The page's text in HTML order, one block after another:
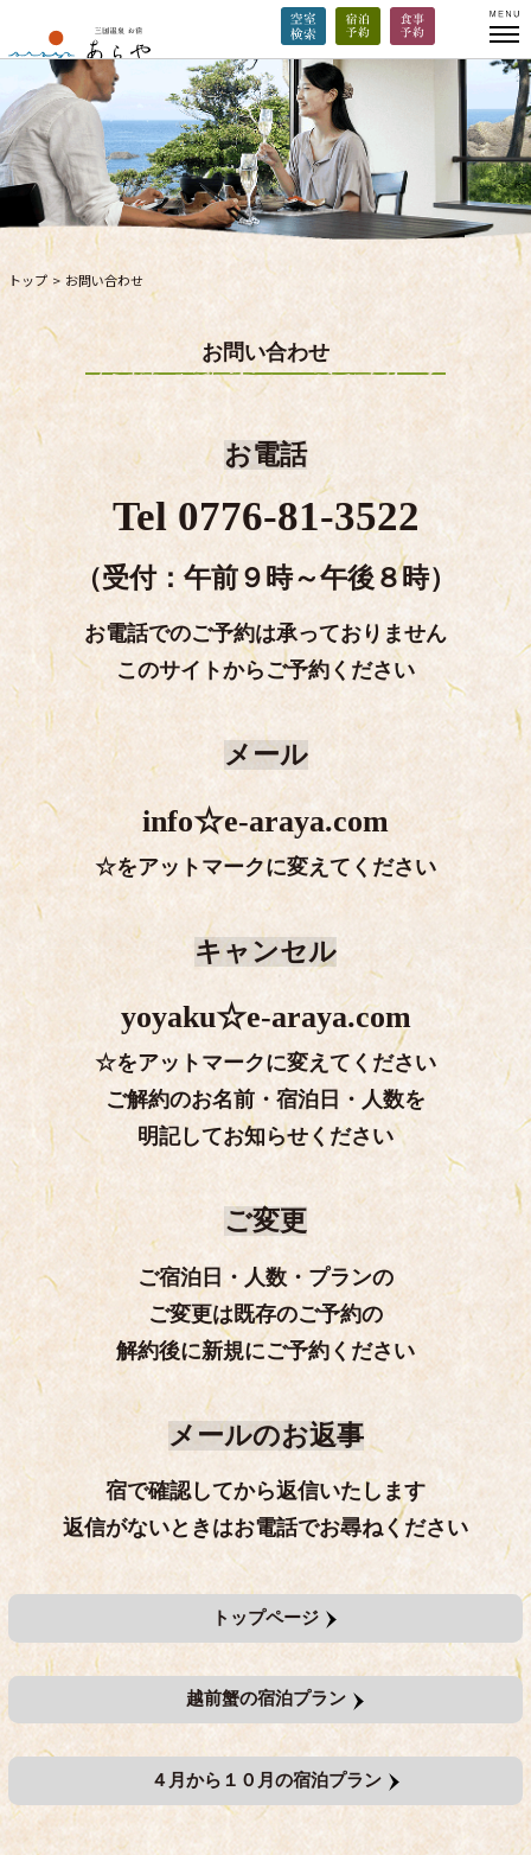
トップ > お問い合わせ
お問い合わせ
お電話
Tel 0776-81-3522
（受付：午前９時～午後８時）
お電話でのご予約は承っておりません
このサイトからご予約ください
メール
info☆e-araya.com
☆をアットマークに変えてください
キャンセル
yoyaku☆e-araya.com
☆をアットマークに変えてください
ご解約のお名前・宿泊日・人数を
明記してお知らせください
ご変更
ご宿泊日・人数・プランの
ご変更は既存のご予約の
解約後に新規にご予約ください
メールのお返事
宿で確認してから返信いたします
返信がないときはお電話でお尋ねください
トップページ
越前蟹の宿泊プラン
４月から１０月の宿泊プラン